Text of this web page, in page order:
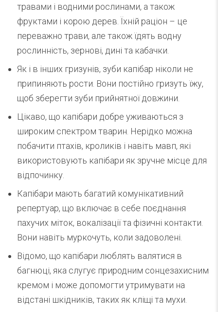
травами і водними рослинами, а також
фруктами і корою дерев. Їхній раціон – це
переважно трави, але також їдять водну
рослинність, зернові, дині та кабачки.
Як і в інших гризунів, зуби капібар ніколи не
припиняють рости. Вони постійно гризуть їжу,
щоб зберегти зуби прийнятної довжини.
Цікаво, що капібари добре уживаються з
широким спектром тварин. Нерідко можна
побачити птахів, кроликів і навіть мавп, які
використовують капібари як зручне місце для
відпочинку.
Капібари мають багатий комунікативний
репертуар, що включає в себе поєднання
пахучих міток, вокалізації та фізичні контакти.
Вони навіть муркочуть, коли задоволені.
Відомо, що капібари люблять валятися в
багнюці, яка слугує природним сонцезахисним
кремом і може допомогти утримувати на
відстані шкідників, таких як кліщі та мухи.